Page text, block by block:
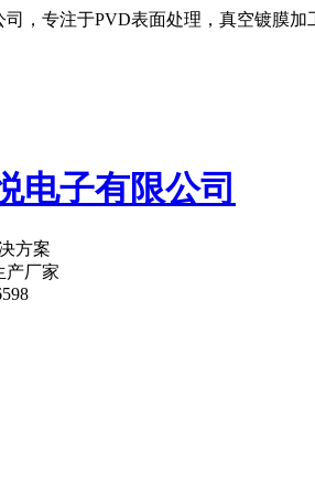
司，专注于PVD表面处理，真空镀膜加
方案
产厂家